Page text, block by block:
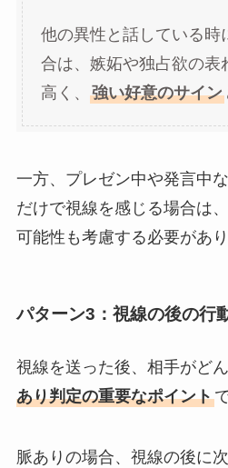
他の異性と話している時
合は、嫉妬や独占欲の表
高く、 強い好意のサイン
一方、プレゼン中や発言中
だけで視線を感じる場合は
可能性も考慮する必要があり
パターン3：視線の後の行
視線を送った後、相手がど
あり判定の重要なポイント
脈ありの場合、視線の後に